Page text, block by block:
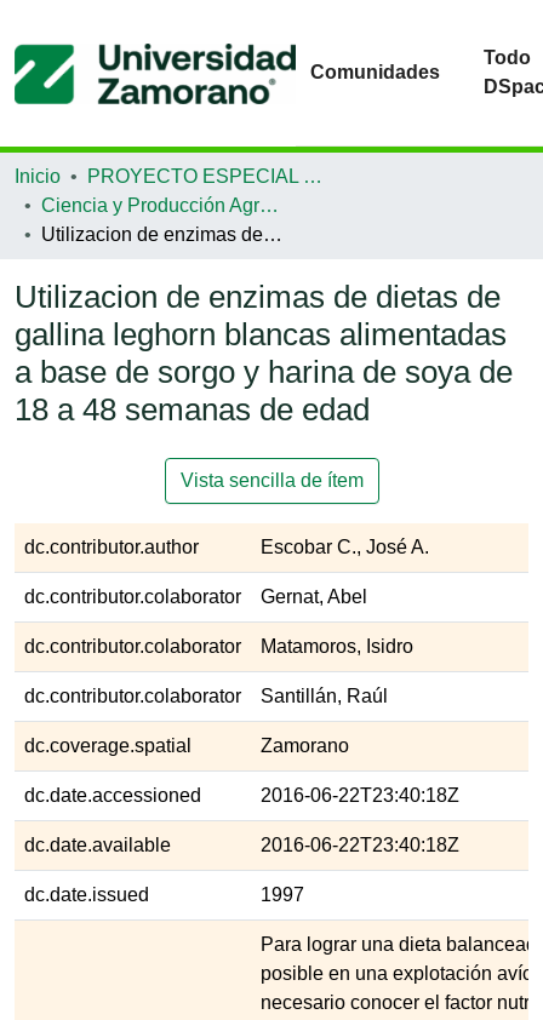
Comunidades
Todo
Inicio
PROYECTO ESPECIAL DE GRADUACIÓN
Ciencia y Producción Agropecuaria
Utilizacion de enzimas de dietas de gallina leghorn blancas alimentadas a base de sorgo y harina de soya de 18 a 48 semanas de edad
Utilizacion de enzimas de dietas de
gallina leghorn blancas alimentadas
a base de sorgo y harina de soya de
18 a 48 semanas de edad
Vista sencilla de ítem
dc.contributor.author Escobar C., José A.
dc.contributor.colaborator Gernat, Abel
dc.contributor.colaborator Matamoros, Isidro
dc.contributor.colaborator Santillán, Raúl
dc.coverage.spatial Zamorano
dc.date.accessioned 2016-06-22T23:40:18Z
dc.date.available 2016-06-22T23:40:18Z
dc.date.issued 1997
Para lograr una dieta
posible en una explotación
necesario conocer el factor